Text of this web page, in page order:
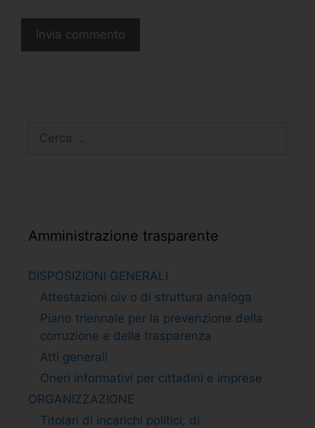
Amministrazione trasparente
DISPOSIZIONI GENERALI
Attestazioni oiv o di struttura analoga
Piano triennale per la prevenzione della
corruzione e della trasparenza
Atti generali
Oneri informativi per cittadini e imprese
ORGANIZZAZIONE
Titolari di incarichi politici, di